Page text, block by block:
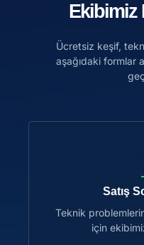
Ekibimiz
Ücretsiz keşif,
aşağıdaki formlar
Satış
Teknik
için